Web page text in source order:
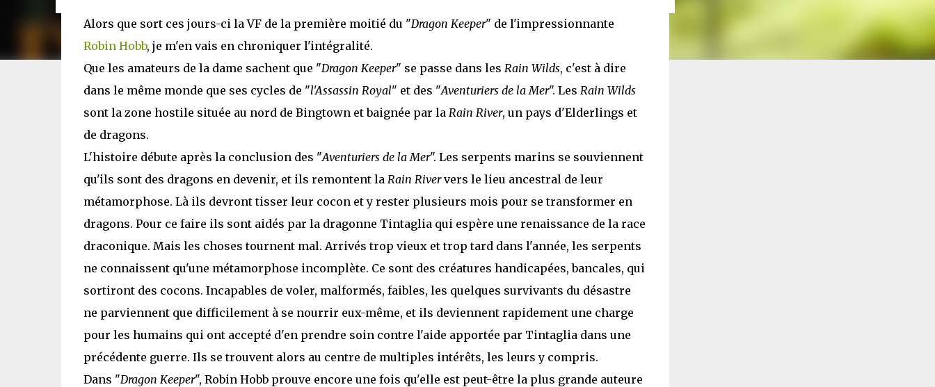
Alors que sort ces jours-ci la VF de la première moitié du "Dragon Keeper" de l'impressionnante
Robin Hobb, je m'en vais en chroniquer l'intégralité.
Que les amateurs de la dame sachent que "Dragon Keeper" se passe dans les Rain Wilds, c'est à dire
dans le même monde que ses cycles de "l'Assassin Royal" et des "Aventuriers de la Mer". Les Rain Wilds
sont la zone hostile située au nord de Bingtown et baignée par la Rain River, un pays d'Elderlings et
de dragons.
L'histoire débute après la conclusion des "Aventuriers de la Mer". Les serpents marins se souviennent
qu'ils sont des dragons en devenir, et ils remontent la Rain Riververs le lieu ancestral de leur
métamorphose. Là ils devront tisser leur cocon et y rester plusieurs mois pour se transformer en
dragons. Pour ce faire ils sont aidés par la dragonne Tintaglia qui espère une renaissance de la race
draconique. Mais les choses tournent mal. Arrivés trop vieux et trop tard dans l'année, les serpents
ne connaissent qu'une métamorphose incomplète. Ce sont des créatures handicapées, bancales, qui
sortiront des cocons. Incapables de voler, malformés, faibles, les quelques survivants du désastre
ne parviennent que difficilement à se nourrir eux-même, et ils deviennent rapidement une charge
pour les humains qui ont accepté d'en prendre soin contre l'aide apportée par Tintaglia dans une
précédente guerre. Ils se trouvent alors au centre de multiples intérêts, les leurs y compris.
Dans "Dragon Keeper", Robin Hobb prouve encore une fois qu'elle est peut-être la plus grande auteure